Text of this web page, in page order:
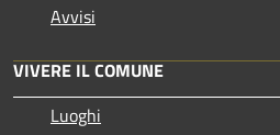
Avvisi
VIVERE IL COMUNE
Luoghi